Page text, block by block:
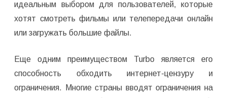
идеальным выбором для пользователей, которые
хотят смотреть фильмы или телепередачи онлайн
или загружать большие файлы.
Еще одним преимуществом Turbo является его
способность обходить интернет-цензуру и
ограничения. Многие страны вводят ограничения на